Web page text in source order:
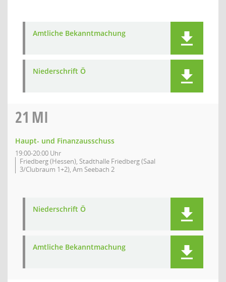
Amtliche Bekanntmachung
Niederschrift Ö
21 MI
Haupt- und Finanzausschuss
19:00-20:00 Uhr
Friedberg (Hessen), Stadthalle Friedberg (Saal
3/Clubraum 1+2), Am Seebach 2
Niederschrift Ö
Amtliche Bekanntmachung